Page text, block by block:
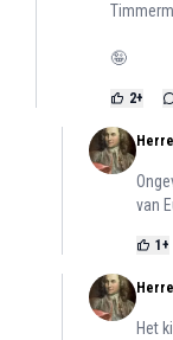
🤪
2+
van
1 +
Het